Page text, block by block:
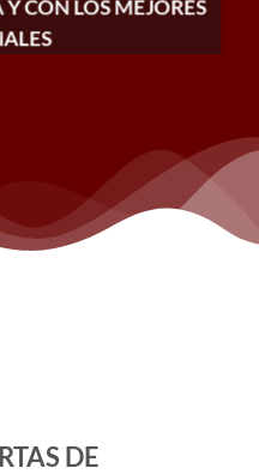
CON LOS MEJORES
DE